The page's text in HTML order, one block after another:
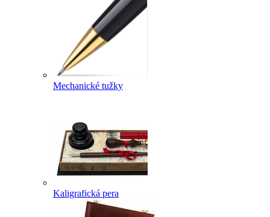
Mechanické tužky
Kaligrafická pera